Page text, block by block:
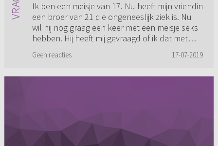
Ik ben een meisje van 17. Nu heeft mijn vriendin
een broer van 21 die ongeneeslijk ziek is. Nu
wil hij nog graag een keer met een meisje seks
hebben. Hij heeft mij gevraagd of ik dat met
Geen reacties 17-07-2019